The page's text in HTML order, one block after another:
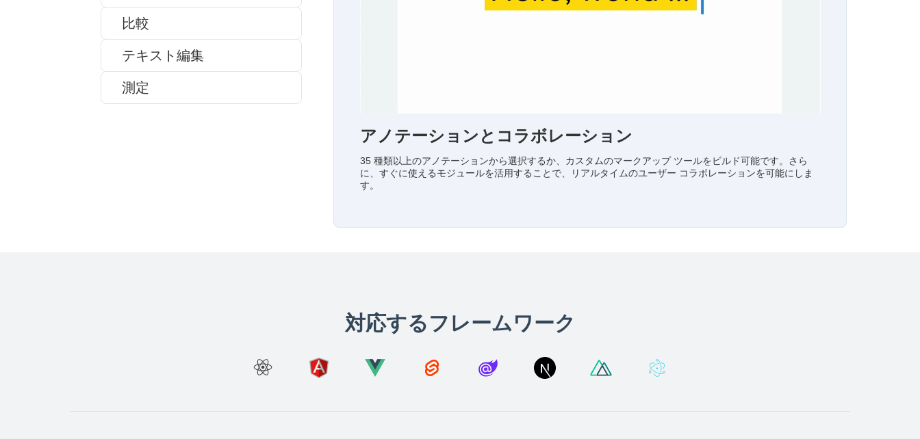
比較
テキスト編集
測定
アノテーションとコラボレーション
35 種類以上のアノテーションから選択するか、カスタムのマークアップ ツールをビルド可能です。さら
に、すぐに使えるモジュールを活用することで、リアルタイムのユーザー コラボレーションを可能にしま
す。
対応するフレームワーク